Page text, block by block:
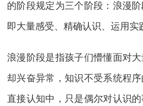
的阶段规定为三个阶段：浪漫
即大量感受、精确认识、运用实
浪漫阶段是指孩子们懵懂面对
却兴奋异常，知识不受系统程
直接认知中，只是偶尔对认识